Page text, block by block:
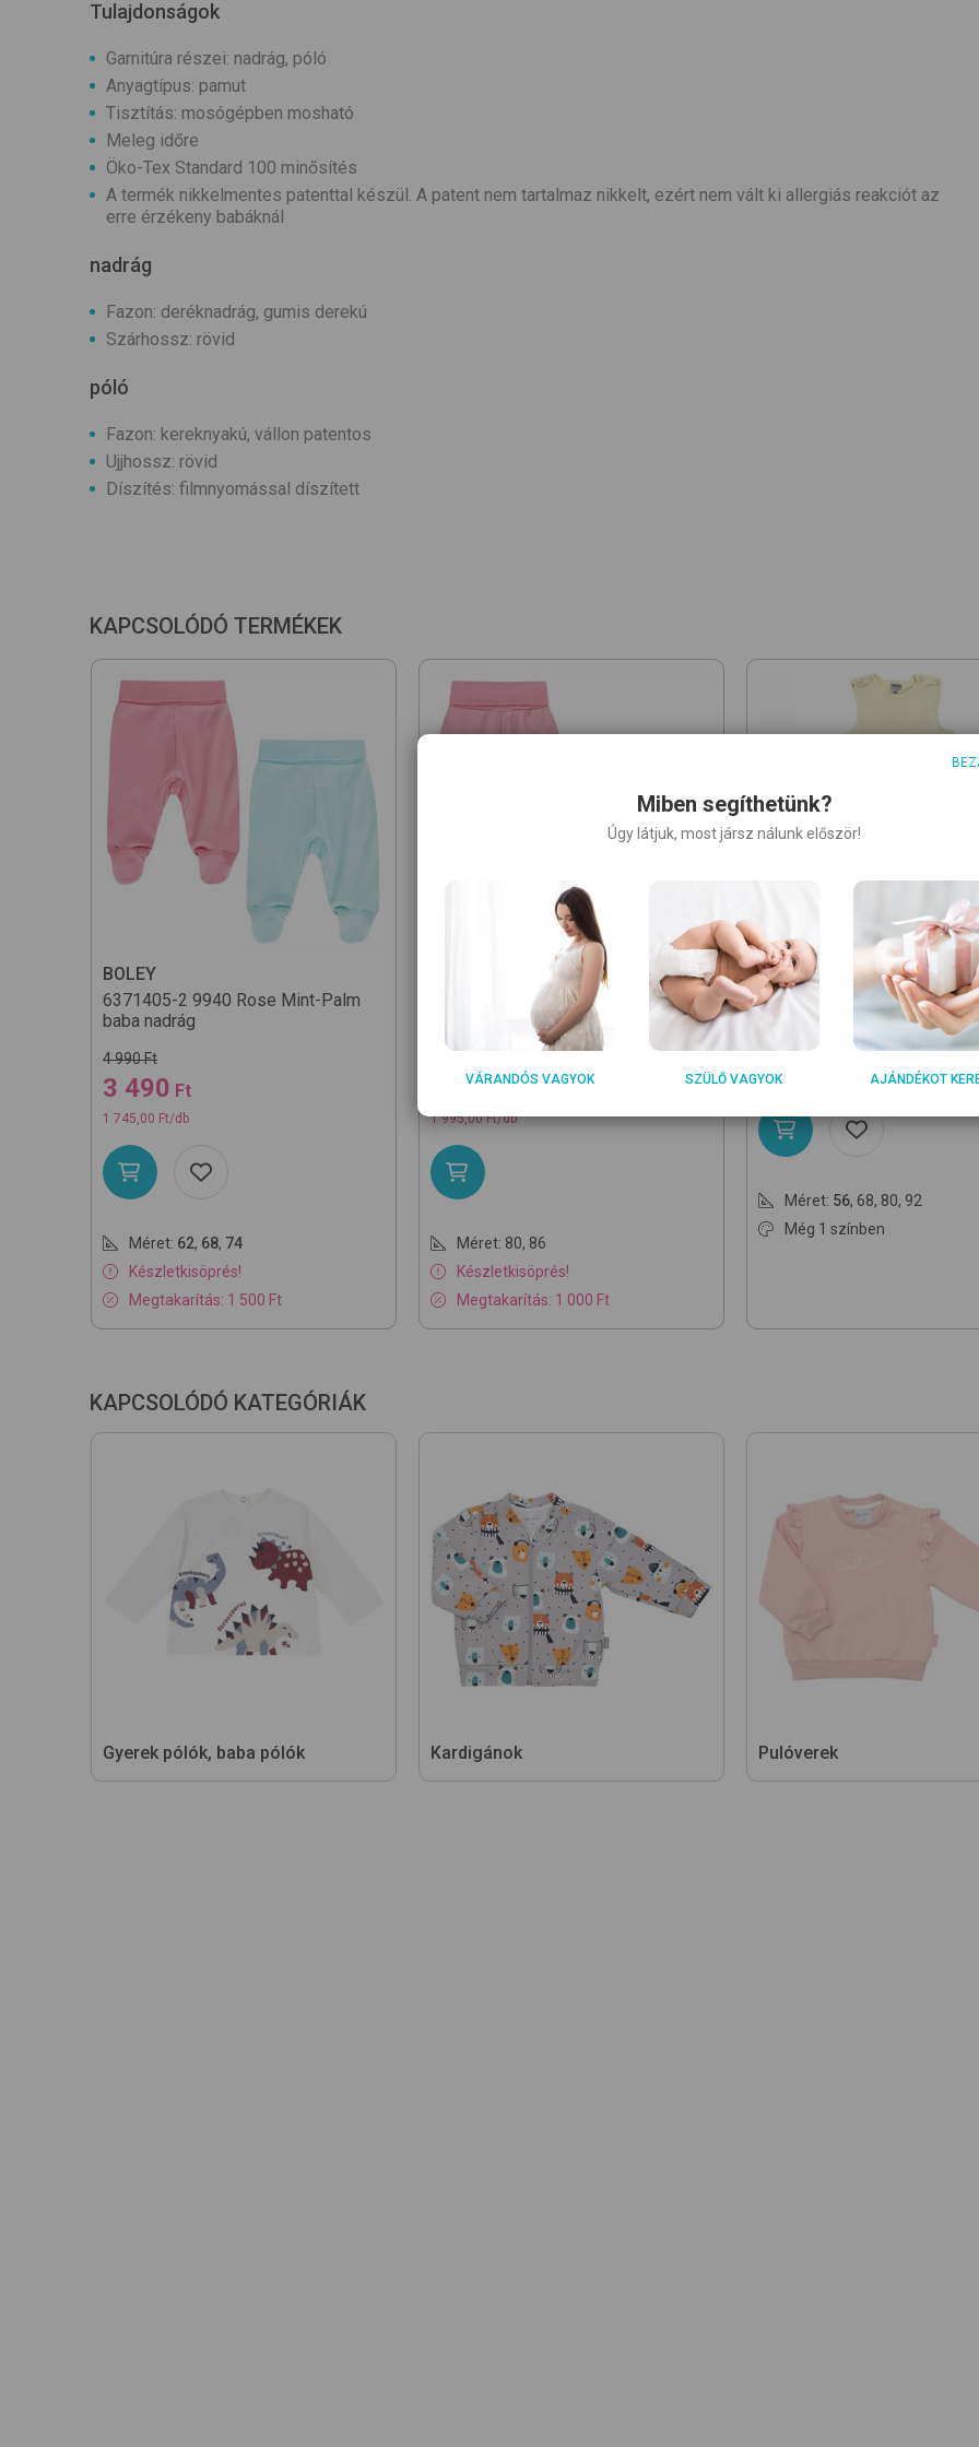
Tulajdonságok
Garnitúra részei: nadrág, póló
Anyagtípus: pamut
Tisztítás: mosógépben mosható
Meleg időre
Öko-Tex Standard 100 minősítés
A termék nikkelmentes patenttal készül. A patent nem tartalmaz nikkelt, ezért nem vált ki allergiás reakciót az
erre érzékeny babáknál
nadrág
Fazon: deréknadrág, gumis derekú
Szárhossz: rövid
póló
Fazon: kereknyakú, vállon patentos
Ujjhossz: rövid
Díszítés: filmnyomással díszített
KAPCSOLÓDÓ TERMÉKEK
BOLEY
6371405-2 9940 Rose Mint-Palm
baba nadrág
4 990 Ft
3 490 Ft
1 745,00 Ft/db
Méret: 62, 68, 74
Készletkisöprés!
Megtakarítás: 1 500 Ft
9940 Rose Mint-Palm
3 990 Ft
1 995,00 Ft/db
Méret: 80, 86
Készletkisöprés!
Megtakarítás: 1 000 Ft
BOLEY
6351405
4100 Light Yellow-
pamut baba és gyerek
Méret: 56, 68, 80, 92
Még 1 színben
KAPCSOLÓDÓ KATEGÓRIÁK
Gyerek pólók, baba pólók Kardigánok Pulóverek
Miben segíthetünk?
Úgy látjuk, most jársz nálunk először!
VÁRANDÓS VAGYOK SZÜLŐ VAGYOK AJÁNDÉKOT